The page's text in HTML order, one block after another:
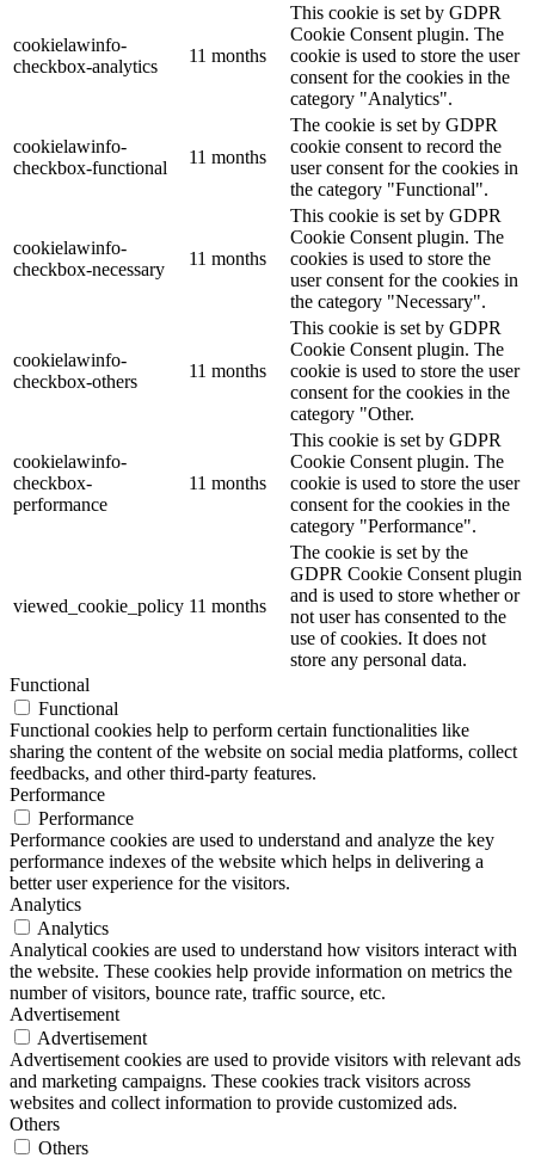
cookielawinfo-
checkbox-analytics
11 months
This cookie is set by GDPR
Cookie Consent plugin. The
cookie is used to store the user
consent for the cookies in the
category "Analytics".
cookielawinfo-
checkbox-functional
11 months
The cookie is set by GDPR
cookie consent to record the
user consent for the cookies in
the category "Functional".
cookielawinfo-
checkbox-necessary
11 months
This cookie is set by GDPR
Cookie Consent plugin. The
cookies is used to store the
user consent for the cookies in
the category "Necessary".
cookielawinfo-
checkbox-others
11 months
This cookie is set by GDPR
Cookie Consent plugin. The
cookie is used to store the user
consent for the cookies in the
category "Other.
cookielawinfo-
checkbox-
performance
11 months
This cookie is set by GDPR
Cookie Consent plugin. The
cookie is used to store the user
consent for the cookies in the
category "Performance".
viewed_cookie_policy 11 months
The cookie is set by the
GDPR Cookie Consent plugin
and is used to store whether or
not user has consented to the
use of cookies. It does not
store any personal data.
Functional
Functional
Functional cookies help to perform certain functionalities like
sharing the content of the website on social media platforms, collect
feedbacks, and other third-party features.
Performance
Performance
Performance cookies are used to understand and analyze the key
performance indexes of the website which helps in delivering a
better user experience for the visitors.
Analytics
Analytics
Analytical cookies are used to understand how visitors interact with
the website. These cookies help provide information on metrics the
number of visitors, bounce rate, traffic source, etc.
Advertisement
Advertisement
Advertisement cookies are used to provide visitors with relevant ads
and marketing campaigns. These cookies track visitors across
websites and collect information to provide customized ads.
Others
Others